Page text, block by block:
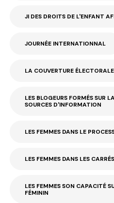
JI DES DROITS DE L'ENFANT
JOURNÉE INTERNATIONNAL
LA COUVERTURE ÉLECTORALE
LES BLOGEURS FORMÉS SUR
SOURCES D'INFORMATION
LES FEMMES DANS LE
LES FEMMES DANS LES
LES FEMMES SON CAPACITÉ
FÉMININ